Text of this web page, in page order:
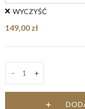
WYCZYŚĆ
149,00 zł
-
Toskania
+